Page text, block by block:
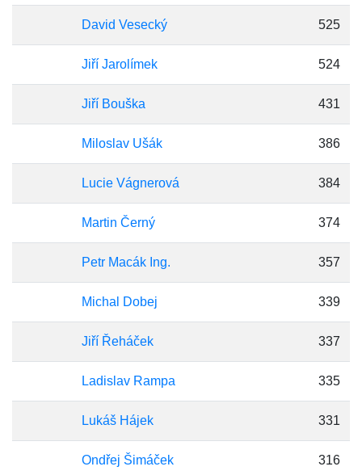
David Vesecký 525
Jiří Jarolímek 524
Jiří Bouška 431
Miloslav Ušák 386
Lucie Vágnerová 384
Martin Černý 374
Petr Macák Ing. 357
Michal Dobej 339
Jiří Řeháček 337
Ladislav Rampa 335
Lukáš Hájek 331
Ondřej Šimáček 316